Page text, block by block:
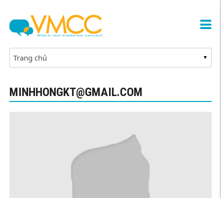
MINHHONGKT@GMAIL.COM